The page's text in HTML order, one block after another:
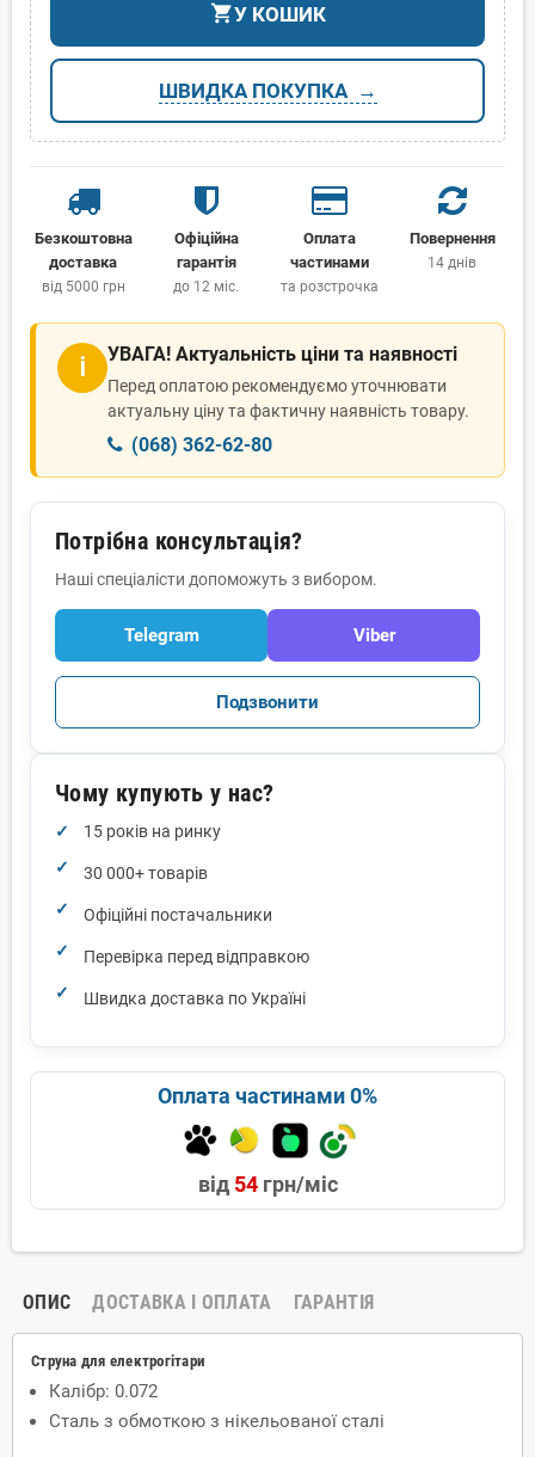
shopping_cartУ КОШИК
ШВИДКА ПОКУПКА
Безкоштовна
доставка
від 5000 грн
Офіційна
гарантія
до 12 міс.
Оплата
частинами
та розстрочка
Повернення
14 днів
ℹ УВАГА! Актуальність ціни та наявності
Перед оплатою рекомендуємо уточнювати
актуальну ціну та фактичну наявність товару.
(068) 362-62-80
Потрібна консультація?
Наші спеціалісти допоможуть з вибором.
Telegram Viber
Подзвонити
Чому купують у нас?
15 років на ринку
30 000+ товарів
Офіційні постачальники
Перевірка перед відправкою
Швидка доставка по Україні
Оплата частинами 0%
від 54грн/міс
ОПИС ДОСТАВКА І ОПЛАТА ГАРАНТІЯ
Струна для електрогітари
Калібр: 0.072
Сталь з обмоткою з нікельованої сталі